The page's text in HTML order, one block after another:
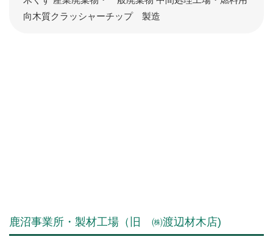
向木質クラッシャーチップ 製造
鹿沼事業所・製材工場（旧 ㈱渡辺材木店)